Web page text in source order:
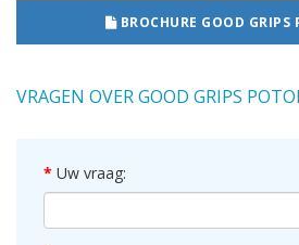
BROCHURE GOOD GRIPS
VRAGEN OVER GOOD GRIPS
Uw vraag: